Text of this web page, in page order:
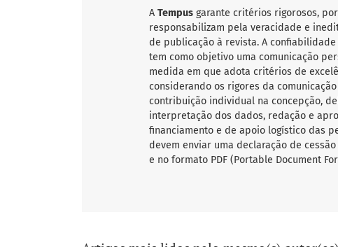
A Tempus garante critérios rigorosos,
responsabilizam pela veracidade e
de publicação à revista. A
tem como objetivo uma comunicação
medida em que adota critérios de
considerando os rigores da
contribuição individual na concepção,
interpretação dos dados, redação e
financiamento e de apoio logístico das
devem enviar uma declaração de
e no formato PDF (Portable Document